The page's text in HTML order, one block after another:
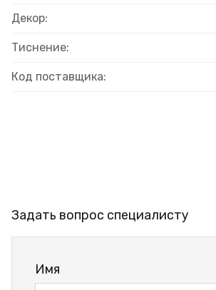
Декор:
Тиснение:
Код поставщика:
Задать вопрос специалисту
Имя